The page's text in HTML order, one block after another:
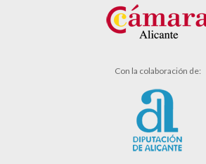
Con la colaboración de: